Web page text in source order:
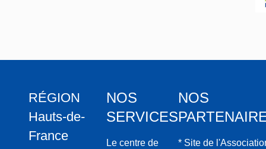
RÉGION
Hauts-de-
France
NOS
SERVICES
Le centre de
NOS
* Site de